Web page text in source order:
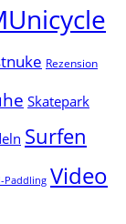
Rezension
Skatepark
Surfen
Paddling Video